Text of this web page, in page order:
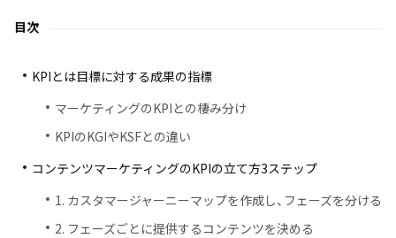
目次
KPIとは目標に対する成果の指標
マーケティングのKPIとの棲み分け
KPIのKGIやKSFとの違い
コンテンツマーケティングのKPIの立て方3ステップ
1. カスタマージャーニーマップを作成し、フェーズを分ける
2. フェーズごとに提供するコンテンツを決める